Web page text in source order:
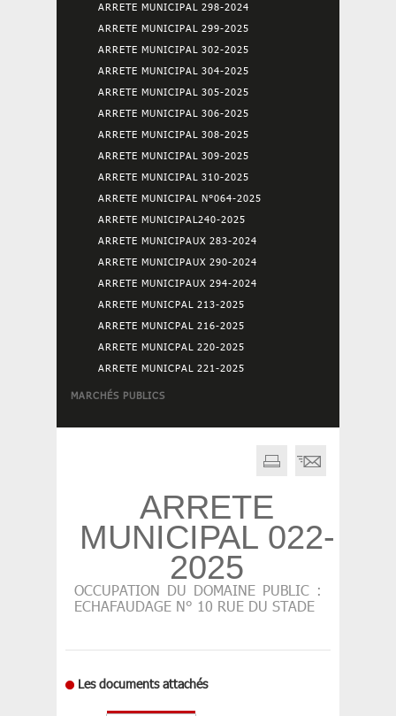
ARRETE MUNICIPAL 298-2024
ARRETE MUNICIPAL 299-2025
ARRETE MUNICIPAL 302-2025
ARRETE MUNICIPAL 304-2025
ARRETE MUNICIPAL 305-2025
ARRETE MUNICIPAL 306-2025
ARRETE MUNICIPAL 308-2025
ARRETE MUNICIPAL 309-2025
ARRETE MUNICIPAL 310-2025
ARRETE MUNICIPAL N°064-2025
ARRETE MUNICIPAL240-2025
ARRETE MUNICIPAUX 283-2024
ARRETE MUNICIPAUX 290-2024
ARRETE MUNICIPAUX 294-2024
ARRETE MUNICPAL 213-2025
ARRETE MUNICPAL 216-2025
ARRETE MUNICPAL 220-2025
ARRETE MUNICPAL 221-2025
MARCHÉS PUBLICS
ARRETE
MUNICIPAL 022-
2025
OCCUPATION DU DOMAINE PUBLIC :
ECHAFAUDAGE N° 10 RUE DU STADE
Les documents attachés